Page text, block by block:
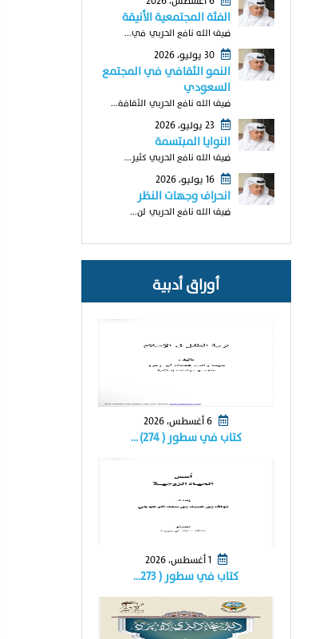
الفئة المجتمعية الأنيقة
ضيف الله نافع الحربي في...
النمو الثقافي في المجتمع
السعودي
ضيف الله نافع الحربي الثقافة...
النوايا المبتسمة
ضيف الله نافع الحربي كثير...
انحراف وجهات النظر
ضيف الله نافع الحربي لن...
أوراق أدبية
كتاب في سطور ( ٢٧٤) …
1 أغسطس، 2026
كتاب في سطور ( ٢٧٣…